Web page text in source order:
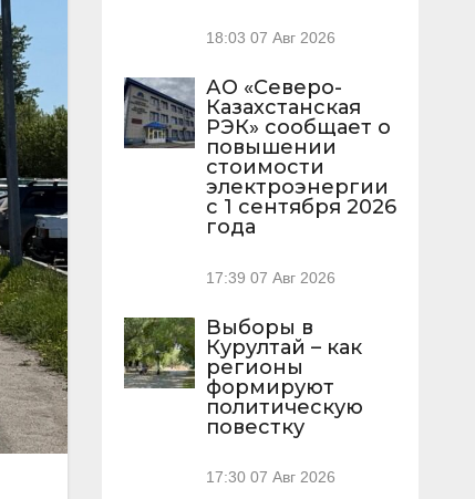
18:03 07 Авг 2026
АО «Северо-
Казахстанская
РЭК» сообщает о
повышении
стоимости
электроэнергии
с 1 сентября 2026
года
17:39 07 Авг 2026
Выборы в
Курултай – как
регионы
формируют
политическую
повестку
17:30 07 Авг 2026